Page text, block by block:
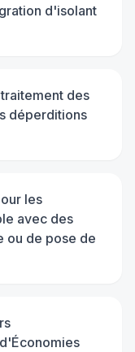
d'isolant
des
déperditions
les
avec des
ou de pose de